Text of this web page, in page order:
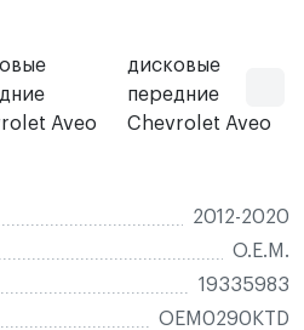
2012-2020
O.E.M.
19335983
OEM0290KTD